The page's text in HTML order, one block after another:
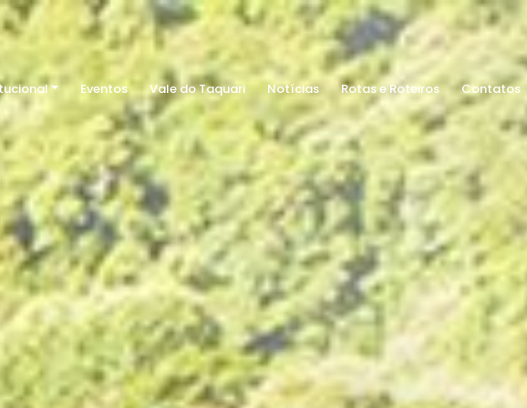
Eventos Vale do Taquari Notícias Rotas e Roteiros Contatos